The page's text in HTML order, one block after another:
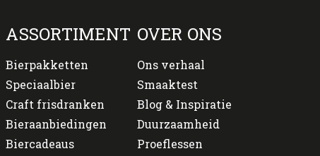
ASSORTIMENT
Bierpakketten
Speciaalbier
Craft frisdranken
Bieraanbiedingen
Biercadeaus
OVER ONS
Ons verhaal
Smaaktest
Blog & Inspiratie
Duurzaamheid
Proeflessen